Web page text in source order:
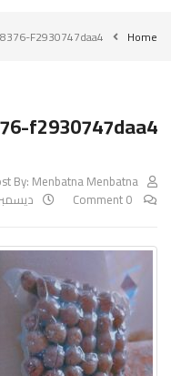
Home
F2930747daa4
f2930747daa4
By: Menbatna Menbatna
ديسمبر 23, 2023